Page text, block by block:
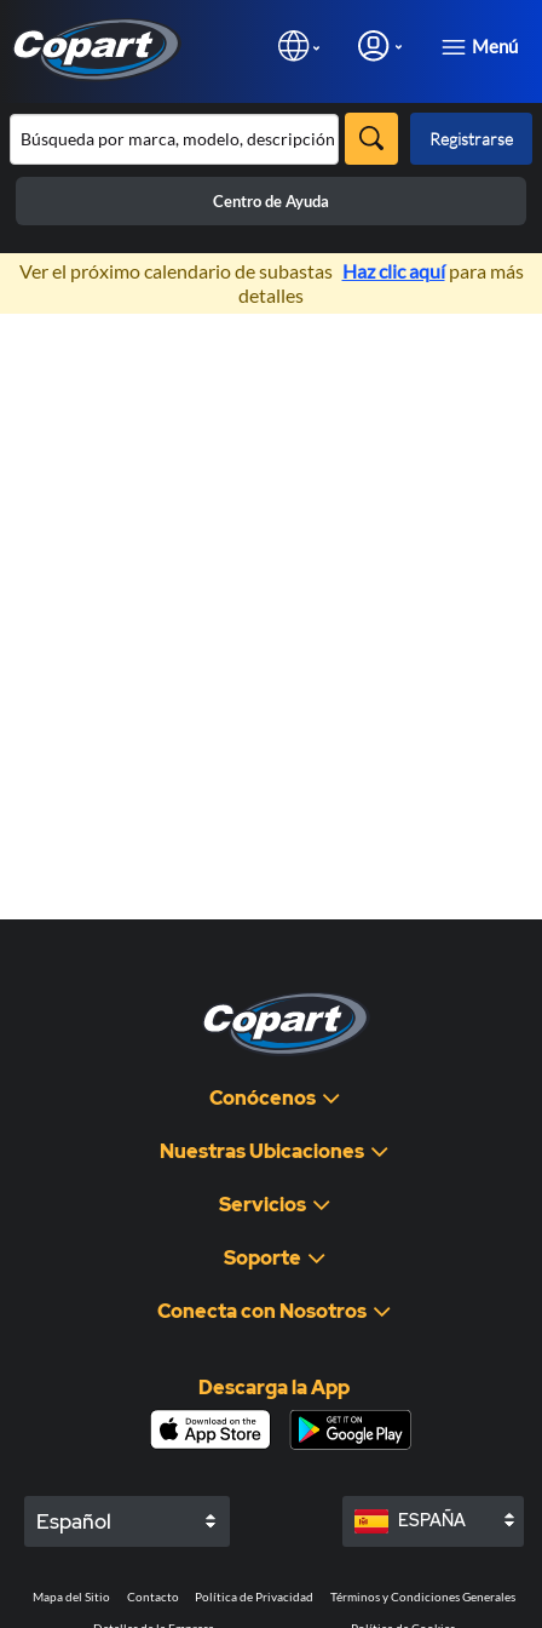
Menú
Registrarse
Centro de Ayuda
×
Ver el próximo calendario de subastas Haz clic aquípara más
detalles
Conócenos
Nuestras Ubicaciones
Servicios
Soporte
Conecta con Nosotros
Descarga la App
Español ESPAÑA
Mapa del Sitio Contacto Política de Privacidad Términos y Condiciones Generales